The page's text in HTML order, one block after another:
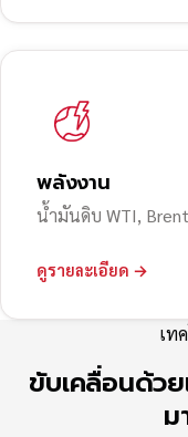
พลังงาน
น้ำมันดิบ WTI,
ดูรายละเอียด →
เท
ขับเคลื่อนด้ว
ม